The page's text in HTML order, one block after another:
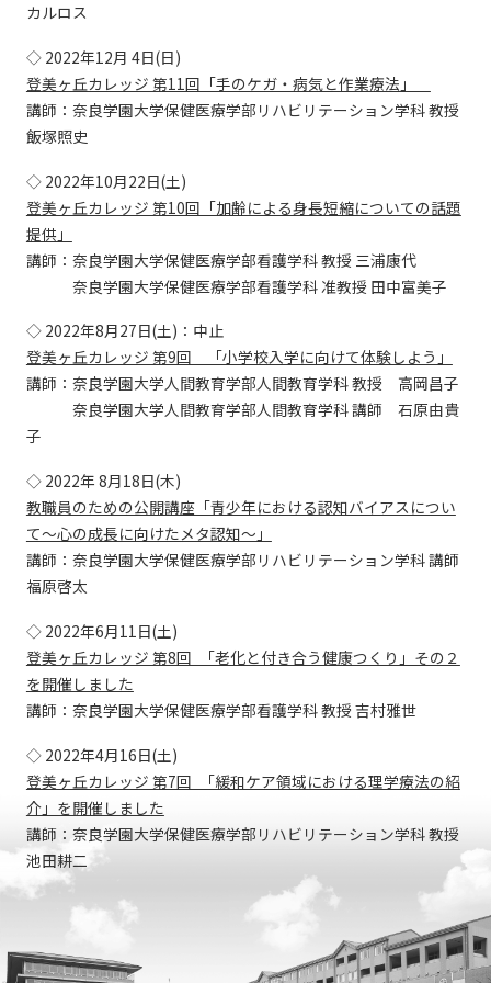
カルロス
◇ 2022年12月 4日(日)
登美ヶ丘カレッジ 第11回「手のケガ・病気と作業療法」
講師：奈良学園大学保健医療学部リハビリテーション学科 教授
飯塚照史
◇ 2022年10月22日(土)
登美ヶ丘カレッジ 第10回「加齢による身長短縮についての話題
提供」
講師：奈良学園大学保健医療学部看護学科 教授 三浦康代
奈良学園大学保健医療学部看護学科 准教授 田中富美子
◇ 2022年8月27日(土)：中止
登美ヶ丘カレッジ 第9回 「小学校入学に向けて体験しよう」
講師：奈良学園大学人間教育学部人間教育学科 教授 高岡昌子
奈良学園大学人間教育学部人間教育学科 講師 石原由貴
子
◇ 2022年 8月18日(木)
教職員のための公開講座「青少年における認知バイアスについ
て～心の成長に向けたメタ認知～」
講師：奈良学園大学保健医療学部リハビリテーション学科 講師
福原啓太
◇ 2022年6月11日(土)
登美ヶ丘カレッジ 第8回 ｢老化と付き合う健康つくり」その２
を開催しました
講師：奈良学園大学保健医療学部看護学科 教授 吉村雅世
◇ 2022年4月16日(土)
登美ヶ丘カレッジ 第7回 ｢緩和ケア領域における理学療法の紹
介」を開催しました
講師：奈良学園大学保健医療学部リハビリテーション学科 教授
池田耕二